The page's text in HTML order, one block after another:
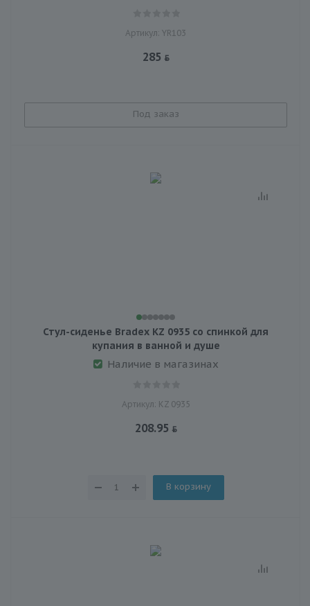
Артикул: YR103
285
Под заказ
Стул-сиденье Bradex KZ 0935 со спинкой для
купания в ванной и душе
Наличие в магазинах
Артикул: KZ 0935
208.95
В корзину